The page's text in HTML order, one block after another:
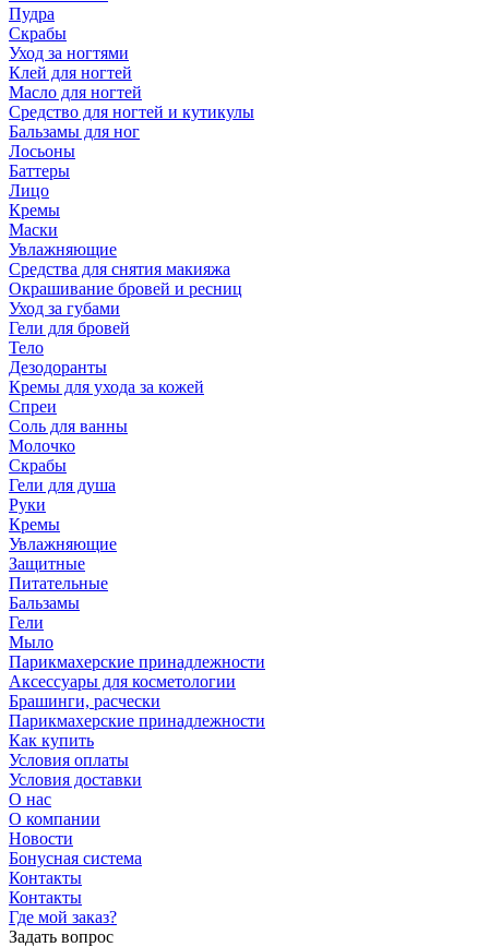
Пудра
Скрабы
Уход за ногтями
Клей для ногтей
Масло для ногтей
Средство для ногтей и кутикулы
Бальзамы для ног
Лосьоны
Баттеры
Лицо
Кремы
Маски
Увлажняющие
Средства для снятия макияжа
Окрашивание бровей и ресниц
Уход за губами
Гели для бровей
Тело
Дезодоранты
Кремы для ухода за кожей
Спреи
Соль для ванны
Молочко
Скрабы
Гели для душа
Руки
Кремы
Увлажняющие
Защитные
Питательные
Бальзамы
Гели
Мыло
Парикмахерские принадлежности
Аксессуары для косметологии
Брашинги, расчески
Парикмахерские принадлежности
Как купить
Условия оплаты
Условия доставки
О нас
О компании
Новости
Бонусная система
Контакты
Контакты
Где мой заказ?
Задать вопрос